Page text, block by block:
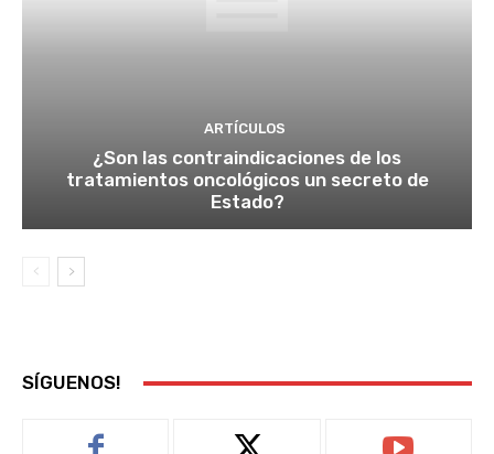
ARTÍCULOS
¿Son las contraindicaciones de los
tratamientos oncológicos un secreto de
Estado?
SÍGUENOS!